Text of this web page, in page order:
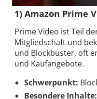
1) Amazon Prime
Prime Video ist Teil
Mitgliedschaft und
und Blockbuster, oft
und Kaufangebote.
Schwerpunkt:
Besondere Inhalte: